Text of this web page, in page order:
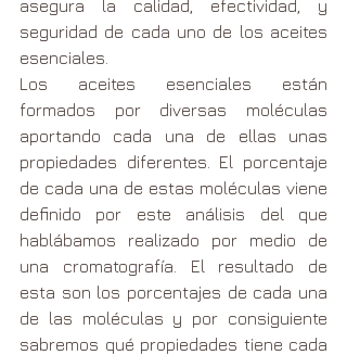
asegura la calidad, efectividad, y
seguridad de cada uno de los aceites
esenciales.
Los aceites esenciales están
formados por diversas moléculas
aportando cada una de ellas unas
propiedades diferentes. El porcentaje
de cada una de estas moléculas viene
definido por este análisis del que
hablábamos realizado por medio de
una cromatografía. El resultado de
esta son los porcentajes de cada una
de las moléculas y por consiguiente
sabremos qué propiedades tiene cada